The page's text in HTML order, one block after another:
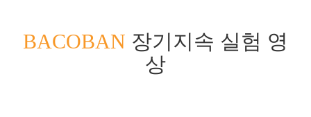
BACOBAN 장기지속 실험 영
상